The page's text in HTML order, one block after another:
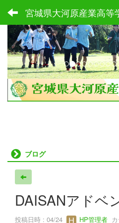
宮城県大河原産業高等
p
r
e
v
i
o
u
ブログ
DAISANアドベ
投稿日時 : 04/24 HP管理者